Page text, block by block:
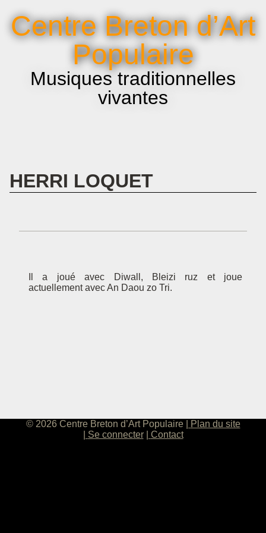
Centre Breton d’Art
Populaire
Musiques traditionnelles
vivantes
Infos pratiques
HERRI LOQUET
Il a joué avec Diwall, Bleizi ruz et joue
actuellement avec An Daou zo Tri.
© 2026 Centre Breton d’Art Populaire
Plan du site
Se connecter
Contact